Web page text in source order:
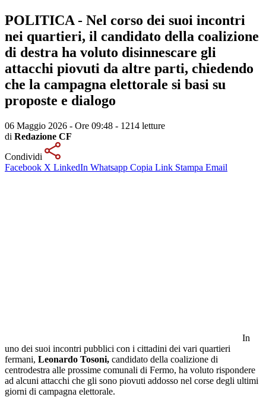
POLITICA - Nel corso dei suoi incontri
nei quartieri, il candidato della coalizione
di destra ha voluto disinnescare gli
attacchi piovuti da altre parti, chiedendo
che la campagna elettorale si basi su
proposte e dialogo
06 Maggio 2026 - Ore 09:48 - 1214 letture
di Redazione CF
Condividi
Facebook X LinkedIn Whatsapp Copia Link Stampa Email
In
uno dei suoi incontri pubblici con i cittadini dei vari quartieri
fermani, Leonardo Tosoni, candidato della coalizione di
centrodestra alle prossime comunali di Fermo, ha voluto rispondere
ad alcuni attacchi che gli sono piovuti addosso nel corse degli ultimi
giorni di campagna elettorale.